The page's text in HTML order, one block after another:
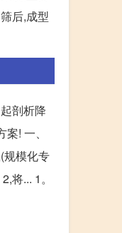
后,成型
剖析降
! 一、
规模化专
... 1。